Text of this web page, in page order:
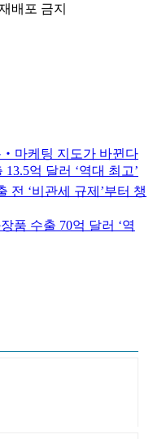
배포 금지
마케팅 지도가 바뀐다
억 달러 ‘역대 최고’
‘비관세 규제’부터 챙
품 수출 70억 달러 ‘역